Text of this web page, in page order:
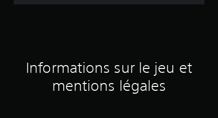
é
u
Informations sur le jeu et
mentions légales